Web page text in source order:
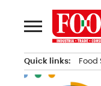
al
contenuto
Quick links: Food